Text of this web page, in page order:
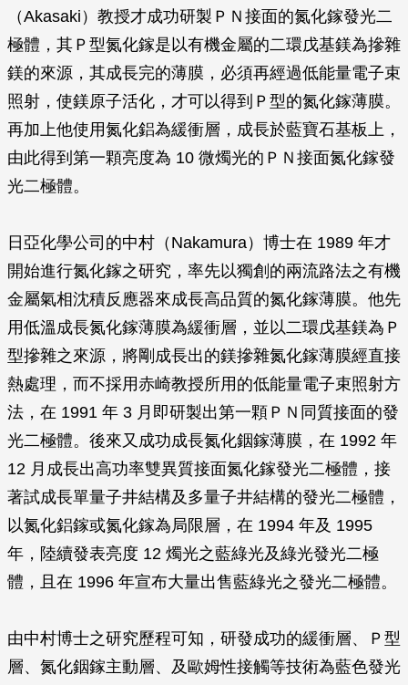
（Akasaki）教授才成功研製ＰＮ接面的氮化鎵發光二
極體，其Ｐ型氮化鎵是以有機金屬的二環戊基鎂為摻雜
鎂的來源，其成長完的薄膜，必須再經過低能量電子束
照射，使鎂原子活化，才可以得到Ｐ型的氮化鎵薄膜。
再加上他使用氮化鋁為緩衝層，成長於藍寶石基板上，
由此得到第一顆亮度為 10 微燭光的ＰＮ接面氮化鎵發
光二極體。
日亞化學公司的中村（Nakamura）博士在 1989 年才
開始進行氮化鎵之研究，率先以獨創的兩流路法之有機
金屬氣相沈積反應器來成長高品質的氮化鎵薄膜。他先
用低溫成長氮化鎵薄膜為緩衝層，並以二環戊基鎂為Ｐ
型摻雜之來源，將剛成長出的鎂摻雜氮化鎵薄膜經直接
熱處理，而不採用赤崎教授所用的低能量電子束照射方
法，在 1991 年 3 月即研製出第一顆ＰＮ同質接面的發
光二極體。後來又成功成長氮化銦鎵薄膜，在 1992 年
12 月成長出高功率雙異質接面氮化鎵發光二極體，接
著試成長單量子井結構及多量子井結構的發光二極體，
以氮化鋁鎵或氮化鎵為局限層，在 1994 年及 1995
年，陸續發表亮度 12 燭光之藍綠光及綠光發光二極
體，且在 1996 年宣布大量出售藍綠光之發光二極體。
由中村博士之研究歷程可知，研發成功的緩衝層、Ｐ型
層、氮化銦鎵主動層、及歐姆性接觸等技術為藍色發光